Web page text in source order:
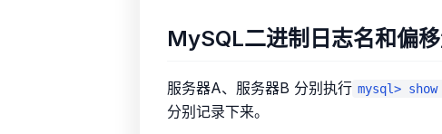
MySQL二进制日志名和偏
服务器A、服务器B 分别执行 mysql>
分别记录下来。